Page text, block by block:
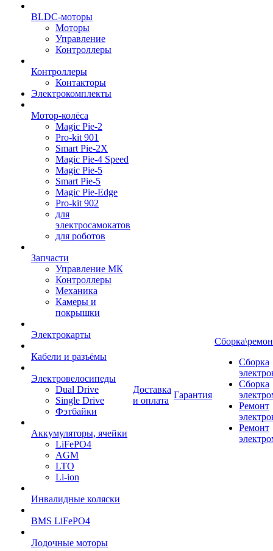
BLDC-моторы
Моторы
Управление
Контроллеры
Контроллеры
Контакторы
Электрокомплекты
Мотор-колёса
Magic Pie-2
Pro-kit 901
Smart Pie-2X
Magic Pie-4 Speed
Magic Pie-5
Smart Pie-5
Magic Pie-Edge
Pro-kit 902
для
электросамокатов
для роботов
Запчасти
Управление МК
Контроллеры
Механика
Камеры и
покрышки
Электрокарты
Кабели и разъёмы
Электровелосипеды
Dual Drive
Single Drive
Фэтбайки
Аккумуляторы, ячейки
LiFePO4
AGM
LTO
Li-ion
Инвалидные коляски
BMS LiFePO4
Лодочные моторы
Доставка
и оплата
Гарантия
Сборка
Сборка
Ремонт
Ремонт